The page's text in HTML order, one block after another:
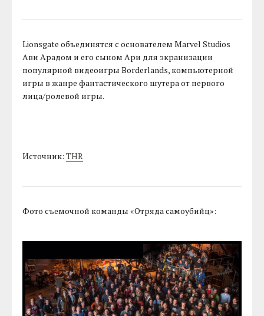
Lionsgate объединятся с основателем Marvel Studios
Ави Арадом и его сыном Ари для экранизации
популярной видеоигры Borderlands, компьютерной
игры в жанре фантастического шутера от первого
лица/ролевой игры.
Источник:THR
Фото съемочной команды «Отряда самоубийц»: